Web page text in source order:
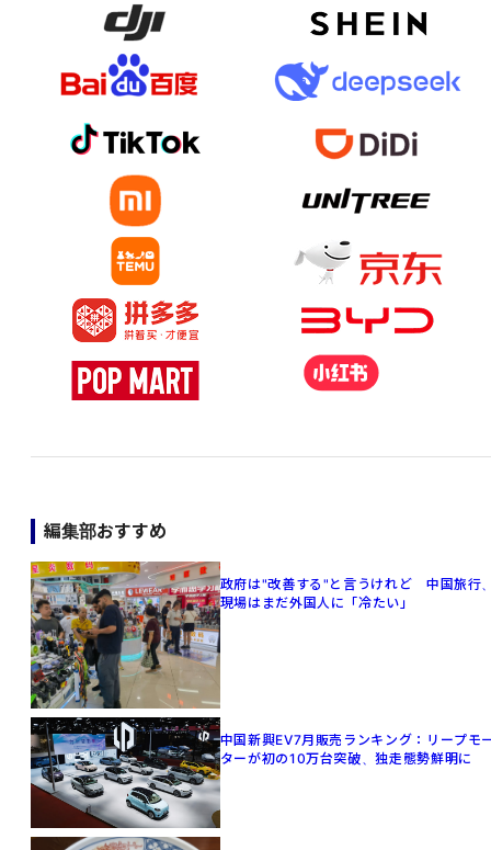
編集部おすすめ
政府は"改善する"と言うけれど 中国旅行
現場はまだ外国人に「冷たい」
中国新興EV7月販売ランキング：リープモ
ターが初の10万台突破、独走態勢鮮明に